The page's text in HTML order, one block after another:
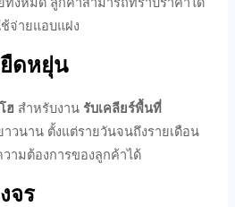
ทั้งหมด ลูกค้าสามารถทราบราคาได้
จ่ายแอบแฝง
ดหยุ่น
ฮ สำหรับงานรับเคลียร์พื้นที่
าวนาน ตั้งแต่รายวันจนถึงรายเดือน
ามต้องการของลูกค้าได้
จร